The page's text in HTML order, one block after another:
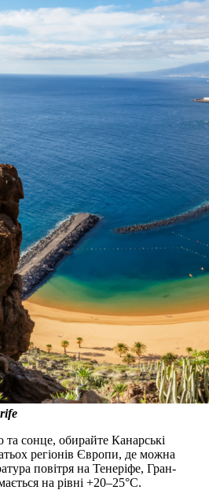
сонце, обирайте Канарські
регіонів Європи, де можна
повітря на Тенеріфе, Гран-
на рівні +20–25°C.